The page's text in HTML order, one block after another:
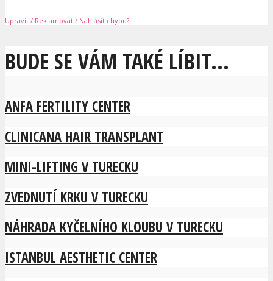
Upravit / Reklamovat / Nahlásit chybu?
BUDE SE VÁM TAKÉ LÍBIT...
ANFA FERTILITY CENTER
CLINICANA HAIR TRANSPLANT
MINI-LIFTING V TURECKU
ZVEDNUTÍ KRKU V TURECKU
NÁHRADA KYČELNÍHO KLOUBU V TURECKU
ISTANBUL AESTHETIC CENTER